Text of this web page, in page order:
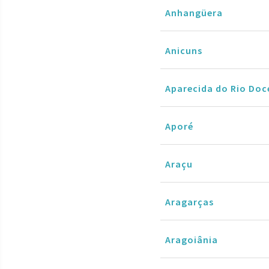
Anhangüera
Anicuns
Aparecida do Rio
Aporé
Araçu
Aragarças
Aragoiânia